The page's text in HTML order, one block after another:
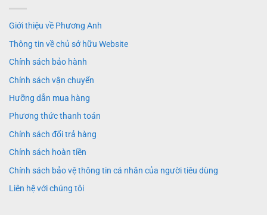
Giới thiệu về Phương Anh
Thông tin về chủ sở hữu Website
Chính sách bảo hành
Chính sách vận chuyển
Hưỡng dẫn mua hàng
Phương thức thanh toán
Chính sách đổi trả hàng
Chính sách hoàn tiền
Chính sách bảo vệ thông tin cá nhân của người tiêu dùng
Liên hệ với chúng tôi